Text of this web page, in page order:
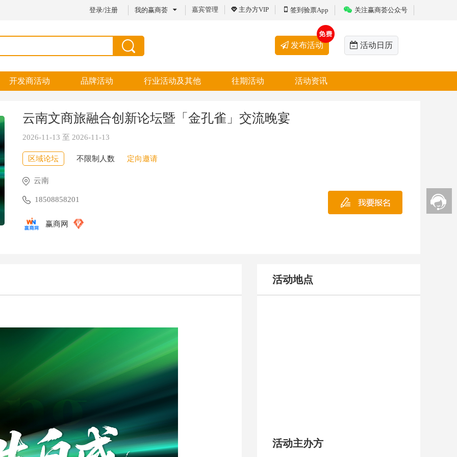
登录/注册 我的赢商荟 嘉宾管理 主办方VIP 签到验票App 关注赢商荟公众号
发布活动 活动日历
开发商活动 品牌活动 行业活动及其他 往期活动 活动资讯
云南文商旅融合创新论坛暨「金孔雀」交流晚宴
2026-11-13 至 2026-11-13
区域论坛 不限制人数 定向邀请
云南
18508858201
赢商网
活动地点
活动主办方